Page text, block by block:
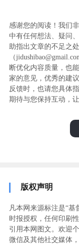
感谢您的阅读！我们
中有任何想法、疑问
助指出文章的不足之
（
断优化内容质量，也
家的意见，优秀的建
反馈时，也请您具体
期待与您保持互动，
版权声明
凡本网来源标注是“
时报授权，任何印刷
引用本网图文。欢迎
微信及其他社交媒体